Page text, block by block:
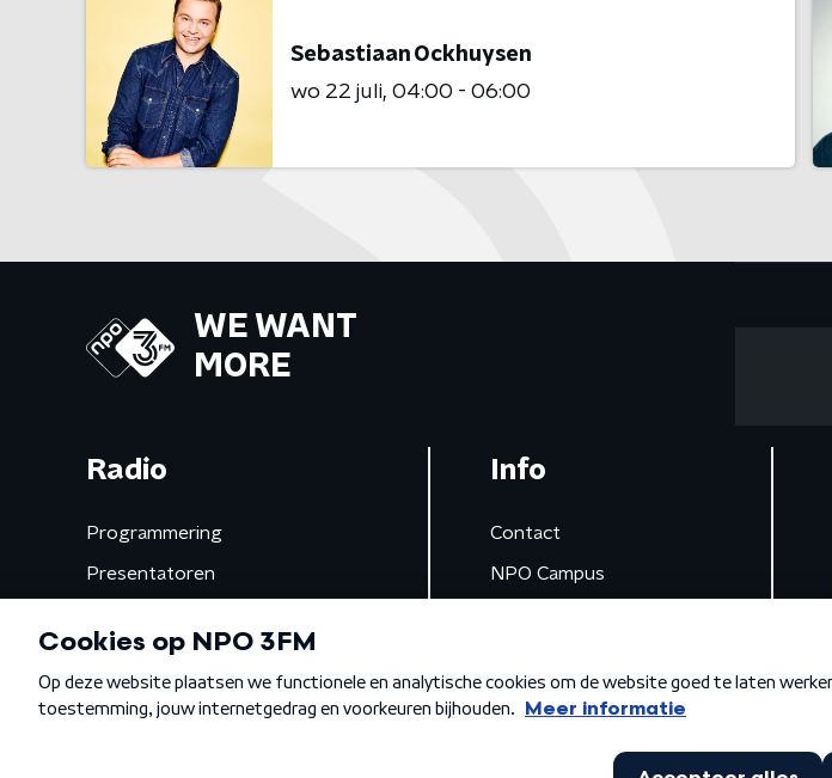
Sebastiaan Ockhuysen
wo 22 juli 04:00 - 06:00
WE WANT
MORE
Radio
Programmering
Presentatoren
Gemist
Info
Contact
NPO Campus
Algemene voorwaarden Privacybeleid